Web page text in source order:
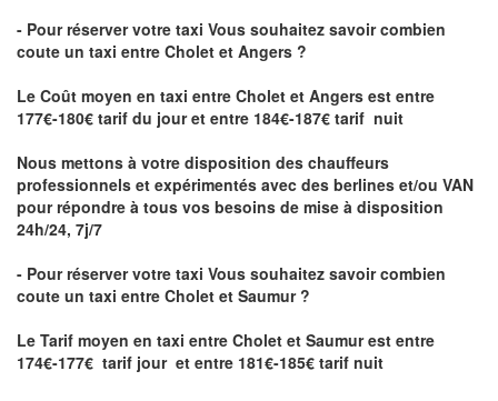
- Pour réserver votre taxi Vous souhaitez savoircombien
coute un taxi entre Cholet et Angers ?
Le Coût moyen en taxi entre Cholet et Angers est entre
177€-180€ tarif du jour et entre 184€-187€ tarif nuit
Nous mettons à votre disposition des chauffeurs
professionnels et expérimentés avec des berlines et/ou VAN
pour répondre à tous vos besoins de mise à disposition
24h/24, 7j/7
- Pour réserver votre taxi Vous souhaitez savoircombien
coute un taxi entre Cholet et Saumur ?
Le Tarif moyen en taxi entre Cholet et Saumur est entre
174€-177€ tarif jour et entre 181€-185€ tarif nuit